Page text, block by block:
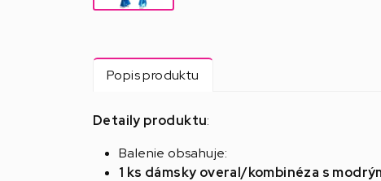
Popis produktu
Detaily produktu:
Balenie obsahuje:
1 ks dámsky overal/kombinéza s